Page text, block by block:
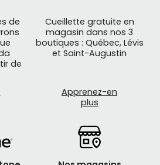
de
de
Cueillette gratuite en
magasin dans nos 3
boutiques : Québec, Lévis
et Saint-Augustin
Apprenez-en
plus